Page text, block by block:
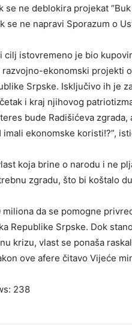
se ne deblokira projekat
se ne napravi Sporazum o
cilj istovremeno je bio
razvojno-ekonomski projekti
Srpske. Isključivo ih je
i kraj njihovog
bude Radišićeva
imali ekonomske koristi!?”,
koja brine o narodu i ne
zgradu, što bi koštalo
miliona da se pomogne
Republike Srpske. Dok
krizu, vlast se ponaša
ove afere čitavo Vijeće
238